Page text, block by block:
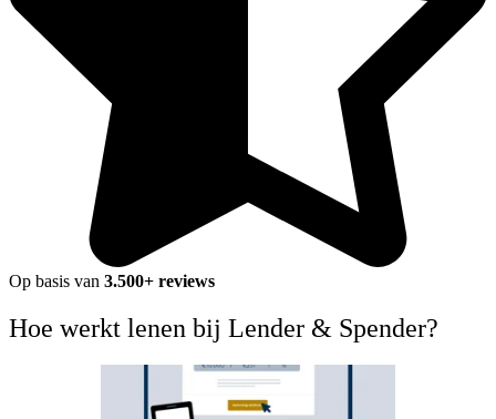
Op basis van 3.500+ reviews
Hoe werkt lenen bij Lender & Spender?